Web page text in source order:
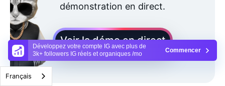
Développez votre compte IG avec plus de
3k+ followers IG réels et organiques /mo
Commencer
démonstration en direct.
Voir la démo en direct
Français